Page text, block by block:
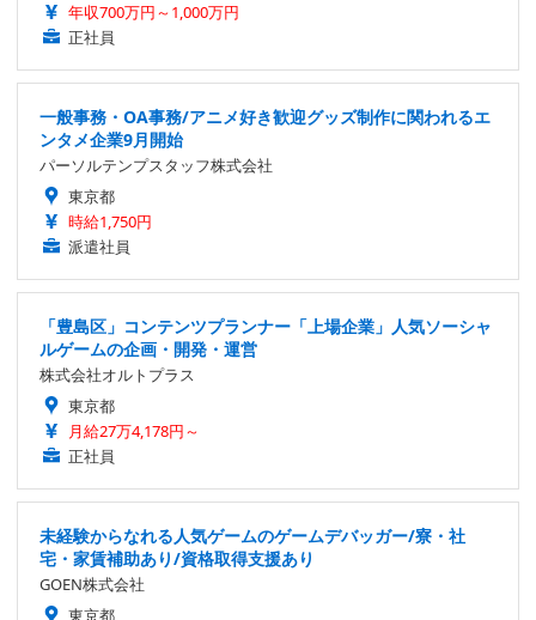
年収700万円～1,000万円
正社員
一般事務・OA事務/アニメ好き歓迎グッズ制作に関われるエ
ンタメ企業9月開始
パーソルテンプスタッフ株式会社
東京都
時給1,750円
派遣社員
「豊島区」コンテンツプランナー「上場企業」人気ソーシャ
ルゲームの企画・開発・運営
株式会社オルトプラス
東京都
月給27万4,178円～
正社員
未経験からなれる人気ゲームのゲームデバッガー/寮・社
宅・家賃補助あり/資格取得支援あり
GOEN株式会社
東京都